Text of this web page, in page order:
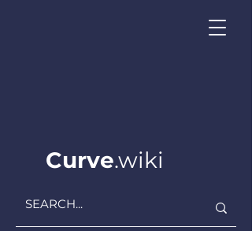
Curve.wiki